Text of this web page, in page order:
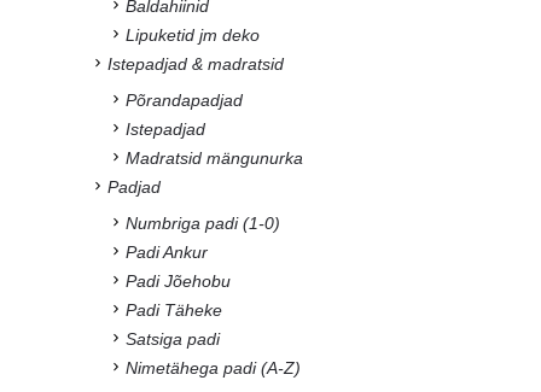
Baldahiinid
Lipuketid jm deko
Istepadjad & madratsid
Põrandapadjad
Istepadjad
Madratsid mängunurka
Padjad
Numbriga padi (1-0)
Padi Ankur
Padi Jõehobu
Padi Täheke
Satsiga padi
Nimetähega padi (A-Z)